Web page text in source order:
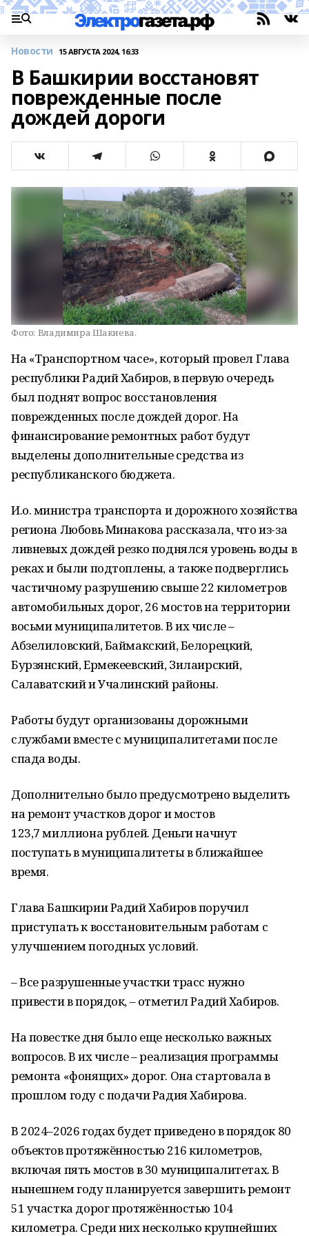
Новости 15 АВГУСТА 2024, 16:33
В Башкирии восстановят
поврежденные после
дождей дороги
Фото: Владимира Шакиева.
На «Транспортном часе», который провел Глава
республики Радий Хабиров, в первую очередь
был поднят вопрос восстановления
поврежденных после дождей дорог. На
финансирование ремонтных работ будут
выделены дополнительные средства из
республиканского бюджета.
И.о. министра транспорта и дорожного хозяйства
региона Любовь Минакова рассказала, что из-за
ливневых дождей резко поднялся уровень воды в
реках и были подтоплены, а также подверглись
частичному разрушению свыше 22 километров
автомобильных дорог, 26 мостов на территории
восьми муниципалитетов. В их числе –
Абзелиловский, Баймакский, Белорецкий,
Бурзянский, Ермекеевский, Зилаирский,
Салаватский и Учалинский районы.
Работы будут организованы дорожными
службами вместе с муниципалитетами после
спада воды.
Дополнительно было предусмотрено выделить
на ремонт участков дорог и мостов
123,7 миллиона рублей. Деньги начнут
поступать в муниципалитеты в ближайшее
время.
Глава Башкирии Радий Хабиров поручил
приступать к восстановительным работам с
улучшением погодных условий.
– Все разрушенные участки трасс нужно
привести в порядок, – отметил Радий Хабиров.
На повестке дня было еще несколько важных
вопросов. В их числе – реализация программы
ремонта «фонящих» дорог. Она стартовала в
прошлом году с подачи Радия Хабирова.
В 2024–2026 годах будет приведено в порядок 80
объектов протяжённостью 216 километров,
включая пять мостов в 30 муниципалитетах. В
нынешнем году планируется завершить ремонт
51 участка дорог протяжённостью 104
километра. Среди них несколько крупнейших